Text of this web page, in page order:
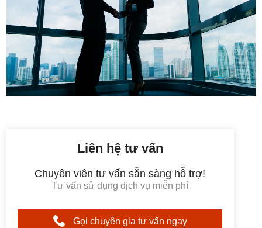
Liên hệ tư vấn
Chuyên viên tư vấn sẵn sàng hỗ trợ!
Tư vấn sử dụng dịch vụ miễn phí
Gọi chuyên gia tư vấn ngay